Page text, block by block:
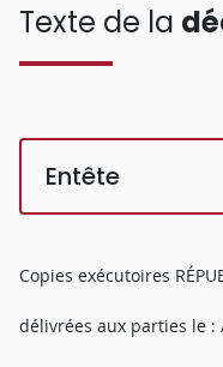
Texte de la
Entête
Copies exécutoires
délivrées aux parties le :